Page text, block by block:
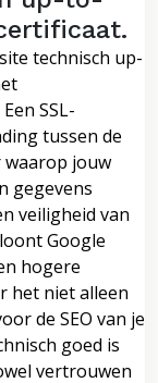
technisch up-
SSL-
tussen de
waarop jouw
gegevens
veiligheid van
Google
hogere
het niet alleen
de SEO van je
goed is
vertrouwen